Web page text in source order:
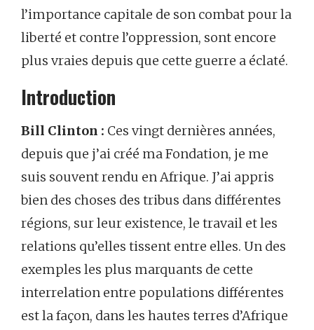
l’importance capitale de son combat pour la
liberté et contre l’oppression, sont encore
plus vraies depuis que cette guerre a éclaté.
Introduction
Bill Clinton : Ces vingt dernières années,
depuis que j’ai créé ma Fondation, je me
suis souvent rendu en Afrique. J’ai appris
bien des choses des tribus dans différentes
régions, sur leur existence, le travail et les
relations qu’elles tissent entre elles. Un des
exemples les plus marquants de cette
interrelation entre populations différentes
est la façon, dans les hautes terres d’Afrique